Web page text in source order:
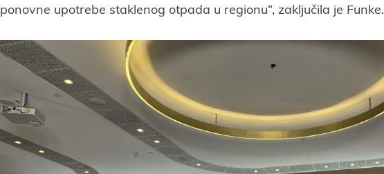
ponovne upotrebe staklenog otpada u regionu“, zaključila je Funke.